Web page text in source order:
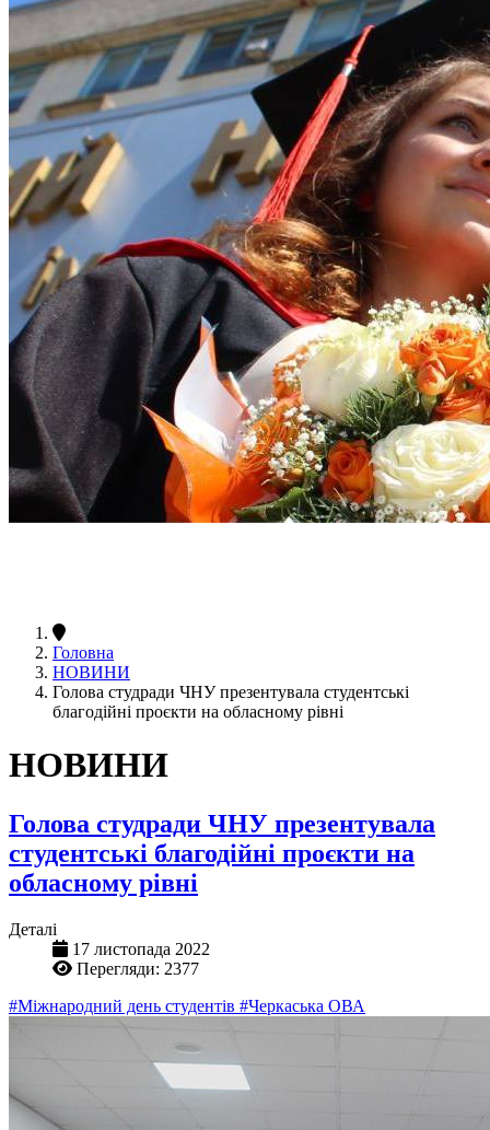
Головна
НОВИНИ
Голова студради ЧНУ презентувала студентські
благодійні проєкти на обласному рівні
НОВИНИ
Голова студради ЧНУ презентувала
студентські благодійні проєкти на
обласному рівні
Деталі
17 листопада 2022
Перегляди: 2377
#Міжнародний день студентів #Черкаська ОВА